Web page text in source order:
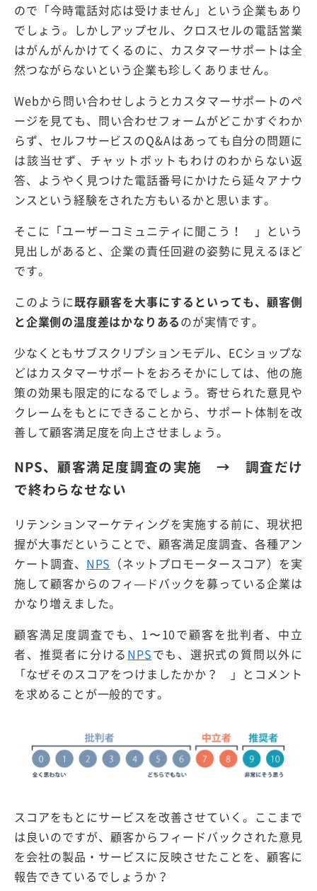
ので「今時電話対応は受けません」という企業もあり
でしょう。しかしアップセル、クロスセルの電話営業
はがんがんかけてくるのに、カスタマーサポートは全
然つながらないという企業も珍しくありません。
Webから問い合わせしようとカスタマーサポートのペ
ージを見ても、問い合わせフォームがどこかすぐわか
らず、セルフサービスのQ&Aはあっても自分の問題に
は該当せず、チャットボットもわけのわからない返
答、ようやく見つけた電話番号にかけたら延々アナウ
ンスという経験をされた方もいるかと思います。
そこに「ユーザーコミュニティに聞こう！ 」という
見出しがあると、企業の責任回避の姿勢に見えるほど
です。
このように既存顧客を大事にするといっても、顧客側
と企業側の温度差はかなりあるのが実情です。
少なくともサブスクリプションモデル、ECショップな
どはカスタマーサポートをおろそかにしては、他の施
策の効果も限定的になるでしょう。寄せられた意見や
クレームをもとにできることから、サポート体制を改
善して顧客満足度を向上させましょう。
NPS、顧客満足度調査の実施 → 調査だけ
で終わらなせない
リテンションマーケティングを実施する前に、現状把
握が大事だということで、顧客満足度調査、各種アン
ケート調査、 NPS （ネットプロモータースコア）を実
施して顧客からのフィ—ドバックを募っている企業は
かなり増えました。
顧客満足度調査でも、1〜10で顧客を批判者、中立
者、推奨者に分ける NPSでも、選択式の質問以外に
「なぜそのスコアをつけましたかか？ 」とコメント
を求めることが一般的です。
スコアをもとにサービスを改善させていく。ここまで
は良いのですが、顧客からフィードバックされた意見
を会社の製品・サービスに反映させたことを、顧客に
報告できているでしょうか？